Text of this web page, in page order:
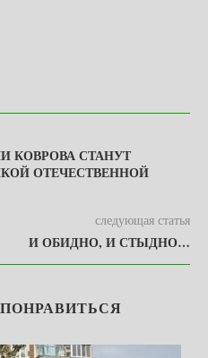
КОВРОВА СТАНУТ
ОТЕЧЕСТВЕННОЙ
следующая статья
И ОБИДНО, И СТЫДНО…